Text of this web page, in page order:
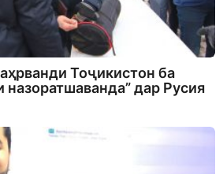
Тоҷикистон ба
назоратшаванда” дар Русия